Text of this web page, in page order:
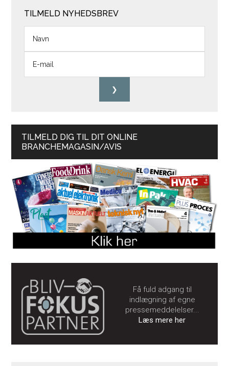
TILMELD NYHEDSBREV
TILMELD DIG TIL DIT ONLINE
BRANCHEMAGASIN/AVIS
Få fuld adgang til
indlægning af egne
pressemeddelelser...
Læs mere her